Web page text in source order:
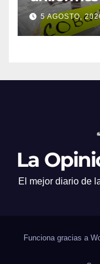
5 AGOSTO,
La
El mejor diario de
Funciona gracias a